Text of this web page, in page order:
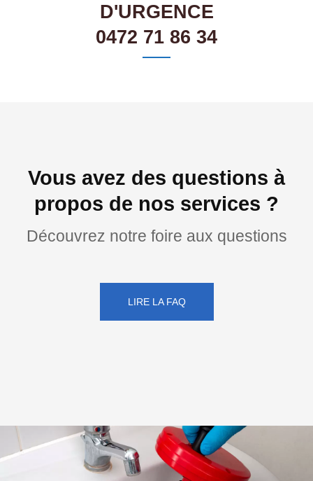
D'URGENCE
0472 71 86 34
Vous avez des questions à
propos de nos services ?
Découvrez notre foire aux questions
LIRE LA FAQ